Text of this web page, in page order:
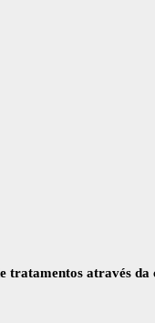
tratamentos através da